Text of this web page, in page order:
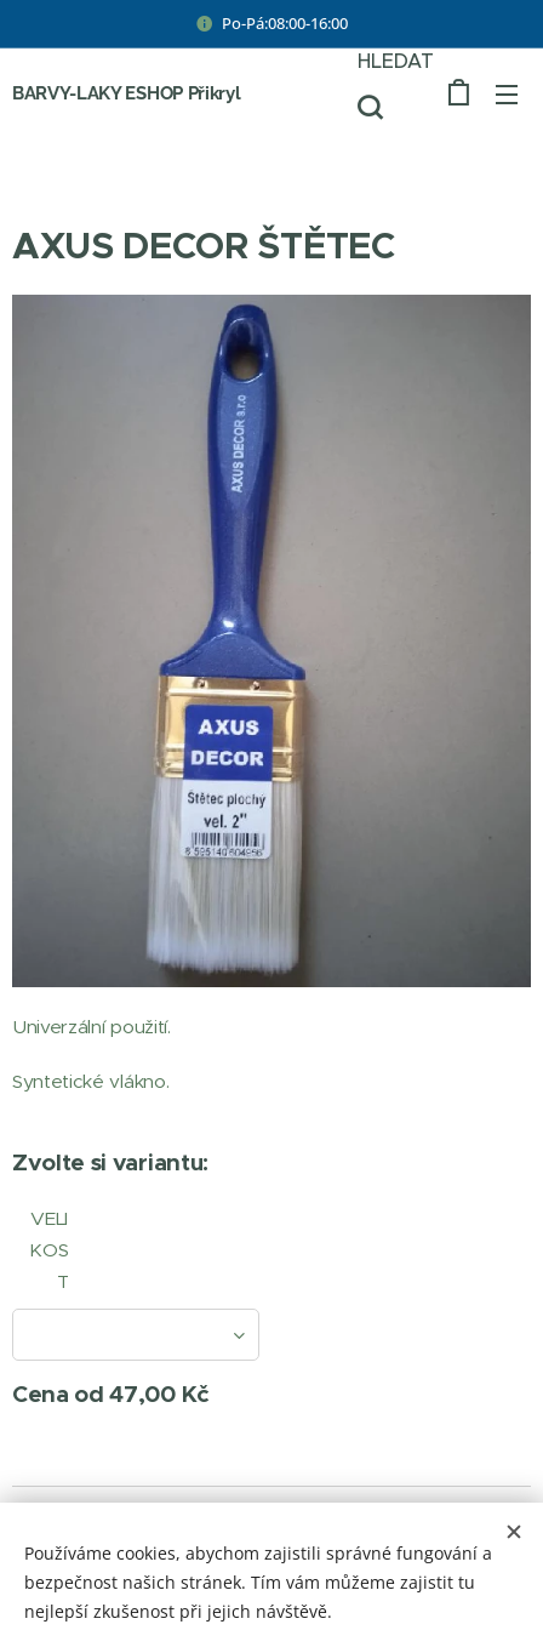
Po-Pá:08:00-16:00
BARVY-LAKY ESHOP Přikryl
HLEDAT
AXUS DECOR ŠTĚTEC
Univerzální použití.
Syntetické vlákno.
Zvolte si variantu:
VELI
KOS
T
Cena od47,00Kč
barvylaky.net
Cookies
Používáme cookies, abychom zajistili správné fungování a
bezpečnost našich stránek. Tím vám můžeme zajistit tu
nejlepší zkušenost při jejich návštěvě.